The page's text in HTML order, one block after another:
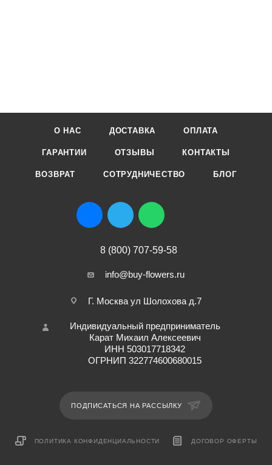
О НАС ДОСТАВКА ОПЛАТА
ГАРАНТИИ ОТЗЫВЫ КОНТАКТЫ
ВОЗВРАТ СОТРУДНИЧЕСТВО БЛОГ
8 (800) 707-59-58
info@buy-flowers.ru
Г. Москва ул Шолохова д.7
Индивидуальный предприниматель
Карат Михаил Алексеевич
ИНН 503017718342
ОГРНИП 322774600680015
ПОДПИСАТЬСЯ НА РАССЫЛКУ
ПОЛИТИКА КОНФИДЕНЦИАЛЬНОСТИ ДОГОВОР ОФЕРТЫ